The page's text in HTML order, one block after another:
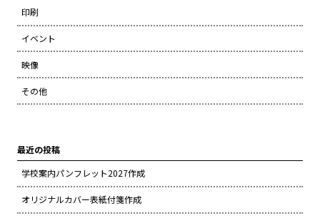
印刷
イベント
映像
その他
最近の投稿
学校案内パンフレット2027作成
オリジナルカバー表紙付箋作成